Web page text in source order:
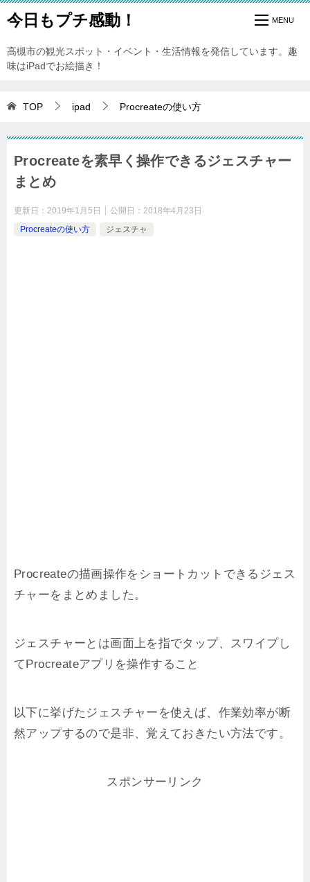
今日もプチ感動！
高槻市の観光スポット・イベント・生活情報を発信しています。趣
味はiPadでお絵描き！
TOP ipad Procreateの使い方
Procreateを素早く操作できるジェスチャー
まとめ
更新日： 2019年1月5日 公開日： 2018年4月23日
Procreateの使い方
ジェスチャ
Procreateの描画操作をショートカットできるジェス
チャーをまとめました。
ジェスチャーとは画面上を指でタップ、スワイプし
てProcreateアプリを操作すること
以下に挙げたジェスチャーを使えば、作業効率が断
然アップするので是非、覚えておきたい方法です。
スポンサーリンク